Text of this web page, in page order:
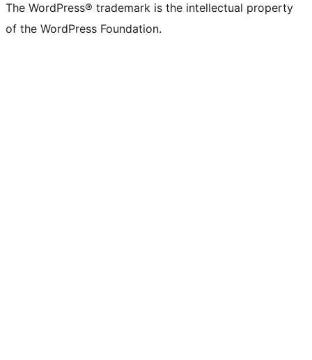
The WordPress® trademark is the intellectual property
of the WordPress Foundation.